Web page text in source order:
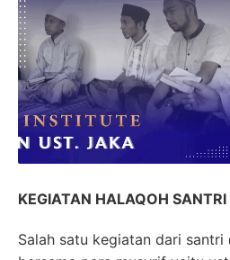
KEGIATAN HALAQOH SANTRI
Salah satu kegiatan dari